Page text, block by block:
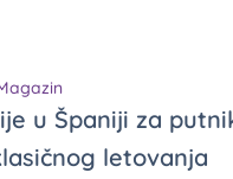
u Španiji za
letovanja